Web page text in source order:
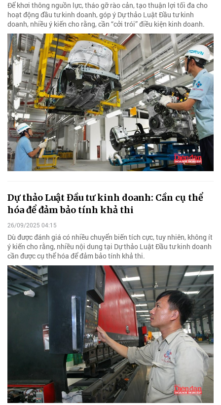
Để khơi thông nguồn lực, tháo gỡ rào cản, tạo thuận lợi tối đa cho
hoạt động đầu tư kinh doanh, góp ý Dự thảo Luật Đầu tư kinh
doanh, nhiều ý kiến cho rằng, cần “cởi trói” điều kiện kinh doanh.
Dự thảo Luật Đầu tư kinh doanh: Cần cụ thể
hóa để đảm bảo tính khả thi
26/09/2025 04:15
Dù được đánh giá có nhiều chuyển biến tích cực, tuy nhiên, không ít
ý kiến cho rằng, nhiều nội dung tại Dự thảo Luật Đầu tư kinh doanh
cần được cụ thể hóa để đảm bảo tính khả thi.